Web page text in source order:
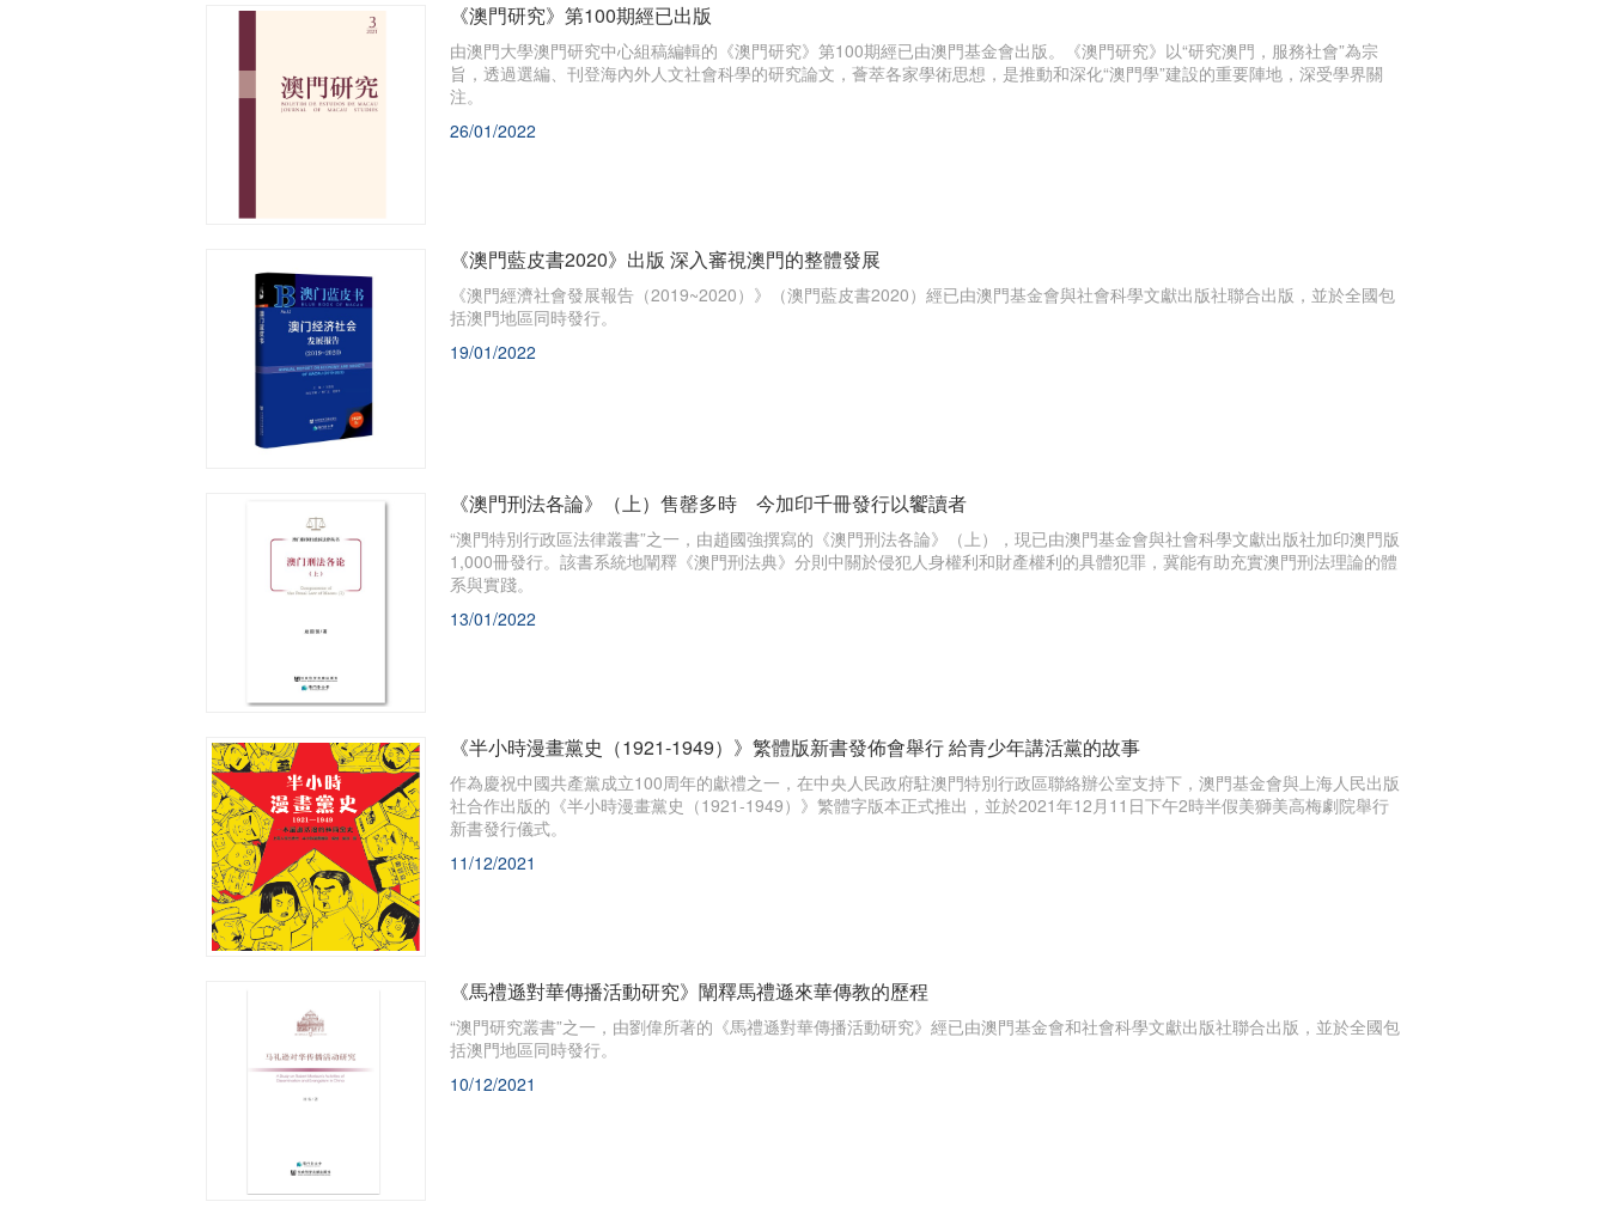
《澳門研究》第100期經已出版
由澳門大學澳門研究中心組稿編輯的《澳門研究》第100期經已由澳門基金會出版。《澳門研究》以“研究澳門，服務社會”為宗
旨，透過選編、刊登海內外人文社會科學的研究論文，薈萃各家學術思想，是推動和深化“澳門學”建設的重要陣地，深受學界關
注。
26/01/2022
《澳門藍皮書2020》出版 深入審視澳門的整體發展
《澳門經濟社會發展報告（2019~2020）》（澳門藍皮書2020）經已由澳門基金會與社會科學文獻出版社聯合出版，並於全國包
括澳門地區同時發行。
19/01/2022
《澳門刑法各論》（上）售罄多時 今加印千冊發行以饗讀者
“澳門特別行政區法律叢書”之一，由趙國強撰寫的《澳門刑法各論》（上），現已由澳門基金會與社會科學文獻出版社加印澳門版
1,000冊發行。該書系統地闡釋《澳門刑法典》分則中關於侵犯人身權利和財產權利的具體犯罪，冀能有助充實澳門刑法理論的體
系與實踐。
13/01/2022
《半小時漫畫黨史（1921-1949）》繁體版新書發佈會舉行 給青少年講活黨的故事
作為慶祝中國共產黨成立100周年的獻禮之一，在中央人民政府駐澳門特別行政區聯絡辦公室支持下，澳門基金會與上海人民出版
社合作出版的《半小時漫畫黨史（1921-1949）》繁體字版本正式推出，並於2021年12月11日下午2時半假美獅美高梅劇院舉行
新書發行儀式。
11/12/2021
《馬禮遜對華傳播活動研究》闡釋馬禮遜來華傳教的歷程
“澳門研究叢書”之一，由劉偉所著的《馬禮遜對華傳播活動研究》經已由澳門基金會和社會科學文獻出版社聯合出版，並於全國包
括澳門地區同時發行。
10/12/2021